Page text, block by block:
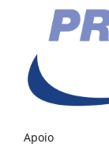
Apoio